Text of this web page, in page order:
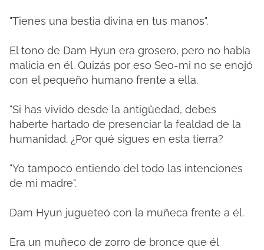
"Tienes una bestia divina en tus manos".
El tono de Dam Hyun era grosero, pero no había
malicia en él. Quizás por eso Seo-mi no se enojó
con el pequeño humano frente a ella.
"Si has vivido desde la antigüedad, debes
haberte hartado de presenciar la fealdad de la
humanidad. ¿Por qué sigues en esta tierra?
"Yo tampoco entiendo del todo las intenciones
de mi madre".
Dam Hyun jugueteó con la muñeca frente a él.
Era un muñeco de zorro de bronce que él